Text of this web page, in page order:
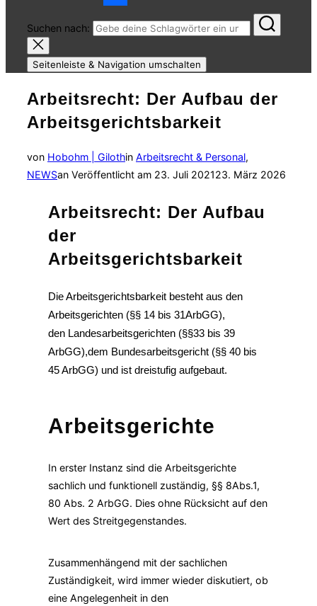
Suchen nach:
Seitenleiste & Navigation umschalten
Arbeitsrecht: Der Aufbau der
Arbeitsgerichtsbarkeit
von Hobohm | Gilothin Arbeitsrecht & Personal,
NEWSan Veröffentlicht am 23. Juli 202123. März 2026
Arbeitsrecht: Der Aufbau
der
Arbeitsgerichtsbarkeit
Die Arbeitsgerichtsbarkeit besteht aus den
Arbeitsgerichten (§§ 14 bis 31ArbGG),
den Landesarbeitsgerichten (§§33 bis 39
ArbGG),dem Bundesarbeitsgericht (§§ 40 bis
45 ArbGG) und ist dreistufig aufgebaut.
Arbeitsgerichte
In erster Instanz sind die Arbeitsgerichte
sachlich und funktionell zuständig, §§ 8Abs.1,
80 Abs. 2 ArbGG. Dies ohne Rücksicht auf den
Wert des Streitgegenstandes.
Zusammenhängend mit der sachlichen
Zuständigkeit, wird immer wieder diskutiert, ob
eine Angelegenheit in den